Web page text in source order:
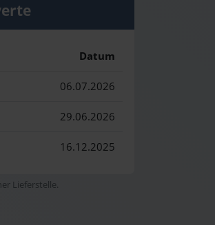
Datum
06.07.2026
29.06.2026
16.12.2025
Lieferstelle.